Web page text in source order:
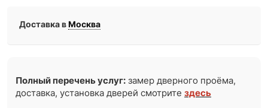
Доставка вМосква
Полный перечень услуг: замер дверного проёма,
доставка, установка дверей смотритездесь